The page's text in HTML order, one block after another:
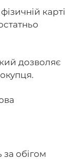
карті
дозволяє
за обігом